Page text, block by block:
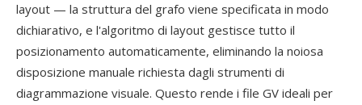
layout — la struttura del grafo viene specificata in modo
dichiarativo, e l'algoritmo di layout gestisce tutto il
posizionamento automaticamente, eliminando la noiosa
disposizione manuale richiesta dagli strumenti di
diagrammazione visuale. Questo rende i file GV ideali per